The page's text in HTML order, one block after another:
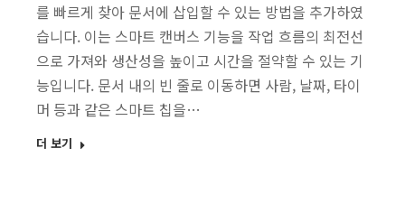
를 빠르게 찾아 문서에 삽입할 수 있는 방법을 추가하였
습니다. 이는 스마트 캔버스 기능을 작업 흐름의 최전선
으로 가져와 생산성을 높이고 시간을 절약할 수 있는 기
능입니다. 문서 내의 빈 줄로 이동하면 사람, 날짜, 타이
머 등과 같은 스마트 칩을…
더 보기